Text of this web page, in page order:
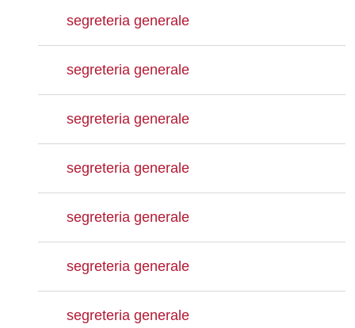
segreteria generale
segreteria generale
segreteria generale
segreteria generale
segreteria generale
segreteria generale
segreteria generale